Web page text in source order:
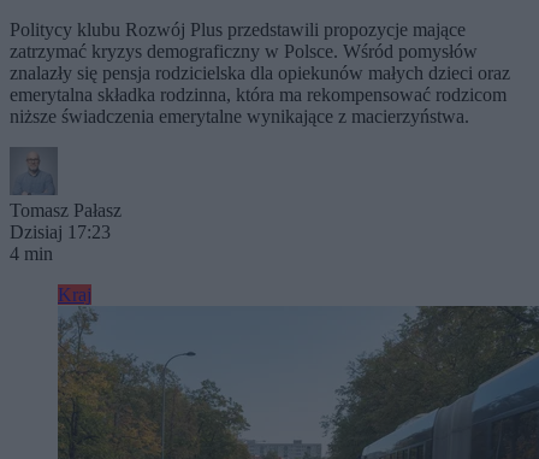
Politycy klubu Rozwój Plus przedstawili propozycje mające
zatrzymać kryzys demograficzny w Polsce. Wśród pomysłów
znalazły się pensja rodzicielska dla opiekunów małych dzieci oraz
emerytalna składka rodzinna, która ma rekompensować rodzicom
niższe świadczenia emerytalne wynikające z macierzyństwa.
Tomasz Pałasz
Dzisiaj 17:23
4 min
Kraj